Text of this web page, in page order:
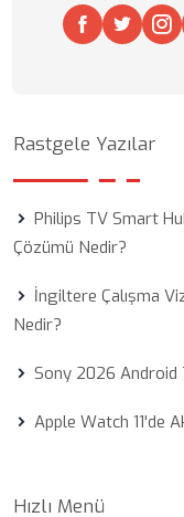
Rastgele Yazılar
Philips TV Smart
Çözümü Nedir?
İngiltere Çalışma
Nedir?
Sony 2026 Android
Apple Watch 11'de
Hızlı Menü